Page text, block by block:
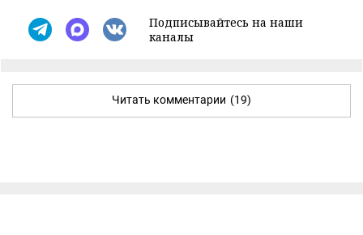
Подписывайтесь на наши
каналы
Читать комментарии (19)